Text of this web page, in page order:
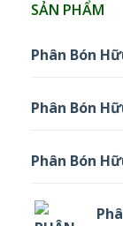
SẢN PHẨM
Phân Bón
Phân Bón
Phân Bón